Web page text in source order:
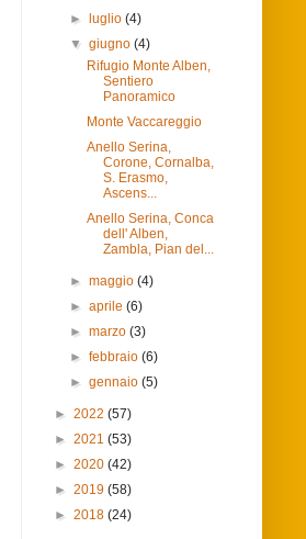
►luglio(4)
▼giugno(4)
Rifugio Monte Alben,
Sentiero
Panoramico
Monte Vaccareggio
Anello Serina,
Corone, Cornalba,
S. Erasmo,
Ascens...
Anello Serina, Conca
dell' Alben,
Zambla, Pian del...
►maggio(4)
►aprile(6)
►marzo(3)
►febbraio(6)
►gennaio(5)
► 2022 (57)
► 2021 (53)
► 2020 (42)
► 2019 (58)
► 2018 (24)